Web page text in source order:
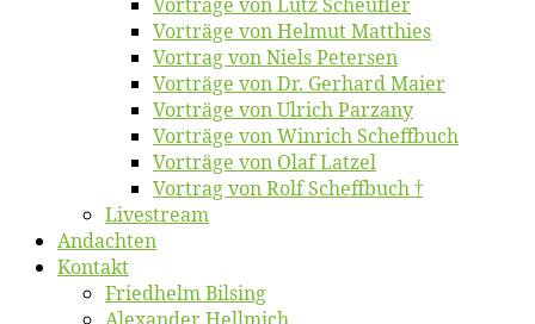
Vor­trä­ge von Hel­mut Matthies
Vor­trag von Niels Petersen
Vor­trä­ge von Dr. Ger­hard Maier
Vor­trä­ge von Ul­rich Parzany
Vor­trä­ge von Win­rich Scheffbuch
Vor­trä­ge von Olaf Latzel
Vor­trag von Rolf Scheffbuch †
Live­stream
An­dach­ten
Kon­takt
Fried­helm Bilsing